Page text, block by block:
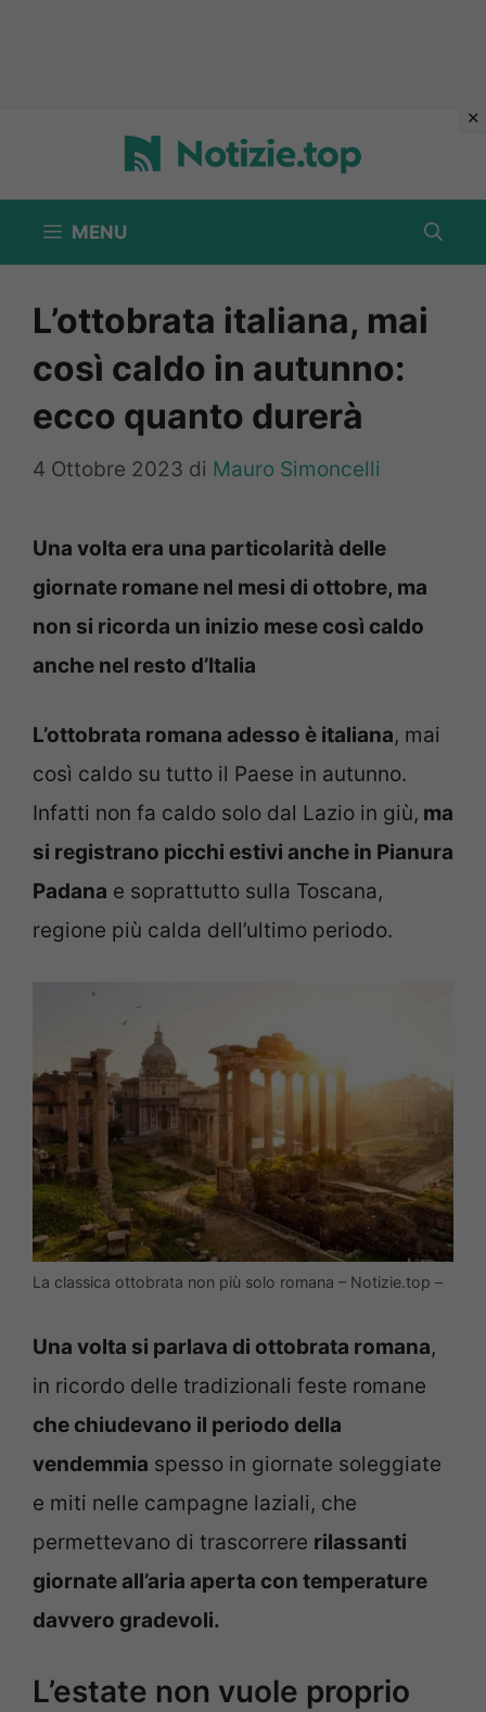
contenuto
MENU
L’ottobrata italiana, mai
così caldo in autunno:
ecco quanto durerà
4 Ottobre 2023 di Mauro Simoncelli
Una volta era una particolarità delle
giornate romane nel mesi di ottobre, ma
non si ricorda un inizio mese così caldo
anche nel resto d’Italia
L’ottobrata romana adesso è italiana, mai
così caldo su tutto il Paese in autunno.
Infatti non fa caldo solo dal Lazio in giù, ma
si registrano picchi estivi anche in Pianura
Padana e soprattutto sulla Toscana,
regione più calda dell’ultimo periodo.
La classica ottobrata non più solo romana – Notizie.top –
Una volta si parlava di ottobrata romana,
in ricordo delle tradizionali feste romane
che chiudevano il periodo della
vendemmia spesso in giornate soleggiate
e miti nelle campagne laziali, che
permettevano di trascorrere rilassanti
giornate all’aria aperta con temperature
davvero gradevoli.
L’estate non vuole proprio